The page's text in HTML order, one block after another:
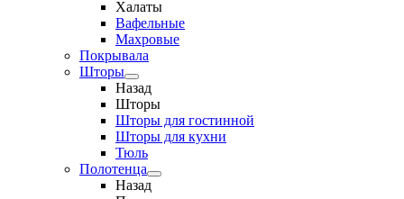
Халаты
Вафельные
Махровые
Покрывала
Шторы
Назад
Шторы
Шторы для гостинной
Шторы для кухни
Тюль
Полотенца
Назад